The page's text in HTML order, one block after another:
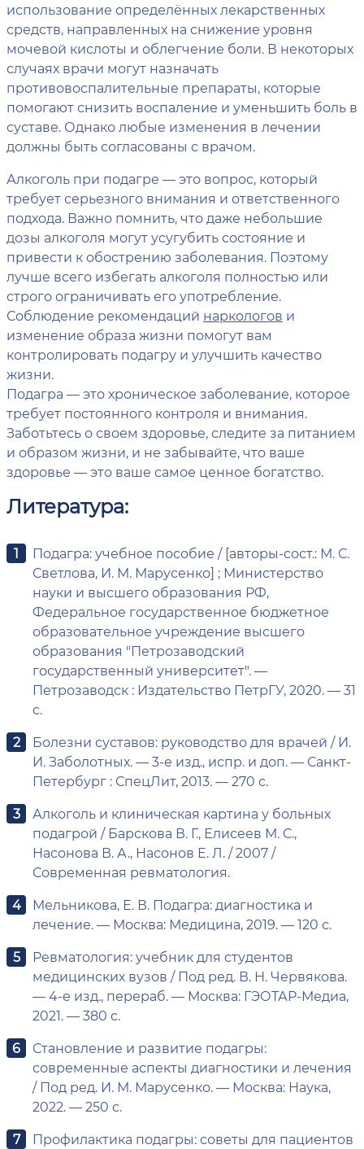
использование определённых лекарственных
средств, направленных на снижение уровня
мочевой кислоты и облегчение боли. В некоторых
случаях врачи могут назначать
противовоспалительные препараты, которые
помогают снизить воспаление и уменьшить боль в
суставе. Однако любые изменения в лечении
должны быть согласованы с врачом.
Алкоголь при подагре — это вопрос, который
требует серьезного внимания и ответственного
подхода. Важно помнить, что даже небольшие
дозы алкоголя могут усугубить состояние и
привести к обострению заболевания. Поэтому
лучше всего избегать алкоголя полностью или
строго ограничивать его употребление.
Соблюдение рекомендаций наркологов и
изменение образа жизни помогут вам
контролировать подагру и улучшить качество
жизни.
Подагра — это хроническое заболевание, которое
требует постоянного контроля и внимания.
Заботьтесь о своем здоровье, следите за питанием
и образом жизни, и не забывайте, что ваше
здоровье — это ваше самое ценное богатство.
Литература:
Подагра: учебное пособие / [авторы-сост.: М. С.
Светлова, И. М. Марусенко] ; Министерство
науки и высшего образования РФ,
Федеральное государственное бюджетное
образовательное учреждение высшего
образования "Петрозаводский
государственный университет". —
Петрозаводск : Издательство ПетрГУ, 2020. — 31
с.
Болезни суставов: руководство для врачей / И.
И. Заболотных. — 3-е изд., испр. и доп. — Санкт-
Петербург : СпецЛит, 2013. — 270 с.
Алкоголь и клиническая картина у больных
подагрой / Барскова В. Г., Елисеев М. С.,
Насонова В. А., Насонов Е. Л. / 2007 /
Современная ревматология.
Мельникова, Е. В. Подагра: диагностика и
лечение. — Москва: Медицина, 2019. — 120 с.
Ревматология: учебник для студентов
медицинских вузов / Под ред. В. Н. Червякова.
— 4-е изд., перераб. — Москва: ГЭОТАР-Медиа,
2021. — 380 с.
Становление и развитие подагры:
современные аспекты диагностики и лечения
/ Под ред. И. М. Марусенко. — Москва: Наука,
2022. — 250 с.
Профилактика подагры: советы для пациентов